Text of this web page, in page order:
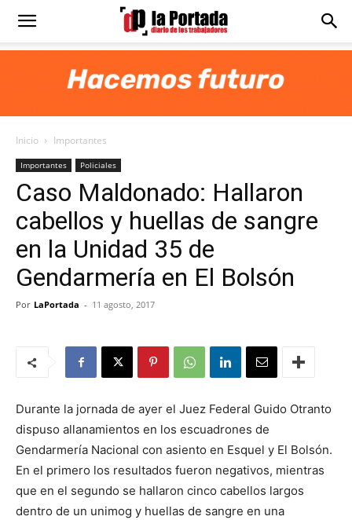
Diario
Portada
Inicio Importantes
Importantes Policiales
Caso Maldonado: Hallaron
cabellos y huellas de sangre
en la Unidad 35 de
Gendarmería en El Bolsón
Por LaPortada - 11 agosto, 2017
Durante la jornada de ayer el Juez Federal Guido Otranto
dispuso allanamientos en los escuadrones de
Gendarmería Nacional con asiento en Esquel y El Bolsón.
En el primero los resultados fueron negativos, mientras
que en el segundo se hallaron cinco cabellos largos
dentro de un unimog y huellas de sangre en una